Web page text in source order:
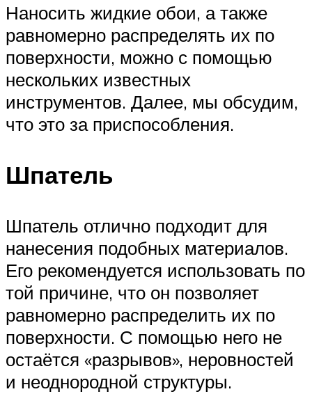
Наносить жидкие обои, а также
равномерно распределять их по
поверхности, можно с помощью
нескольких известных
инструментов. Далее, мы обсудим,
что это за приспособления.
Шпатель
Шпатель отлично подходит для
нанесения подобных материалов.
Его рекомендуется использовать по
той причине, что он позволяет
равномерно распределить их по
поверхности. С помощью него не
остаётся «разрывов», неровностей
и неоднородной структуры.